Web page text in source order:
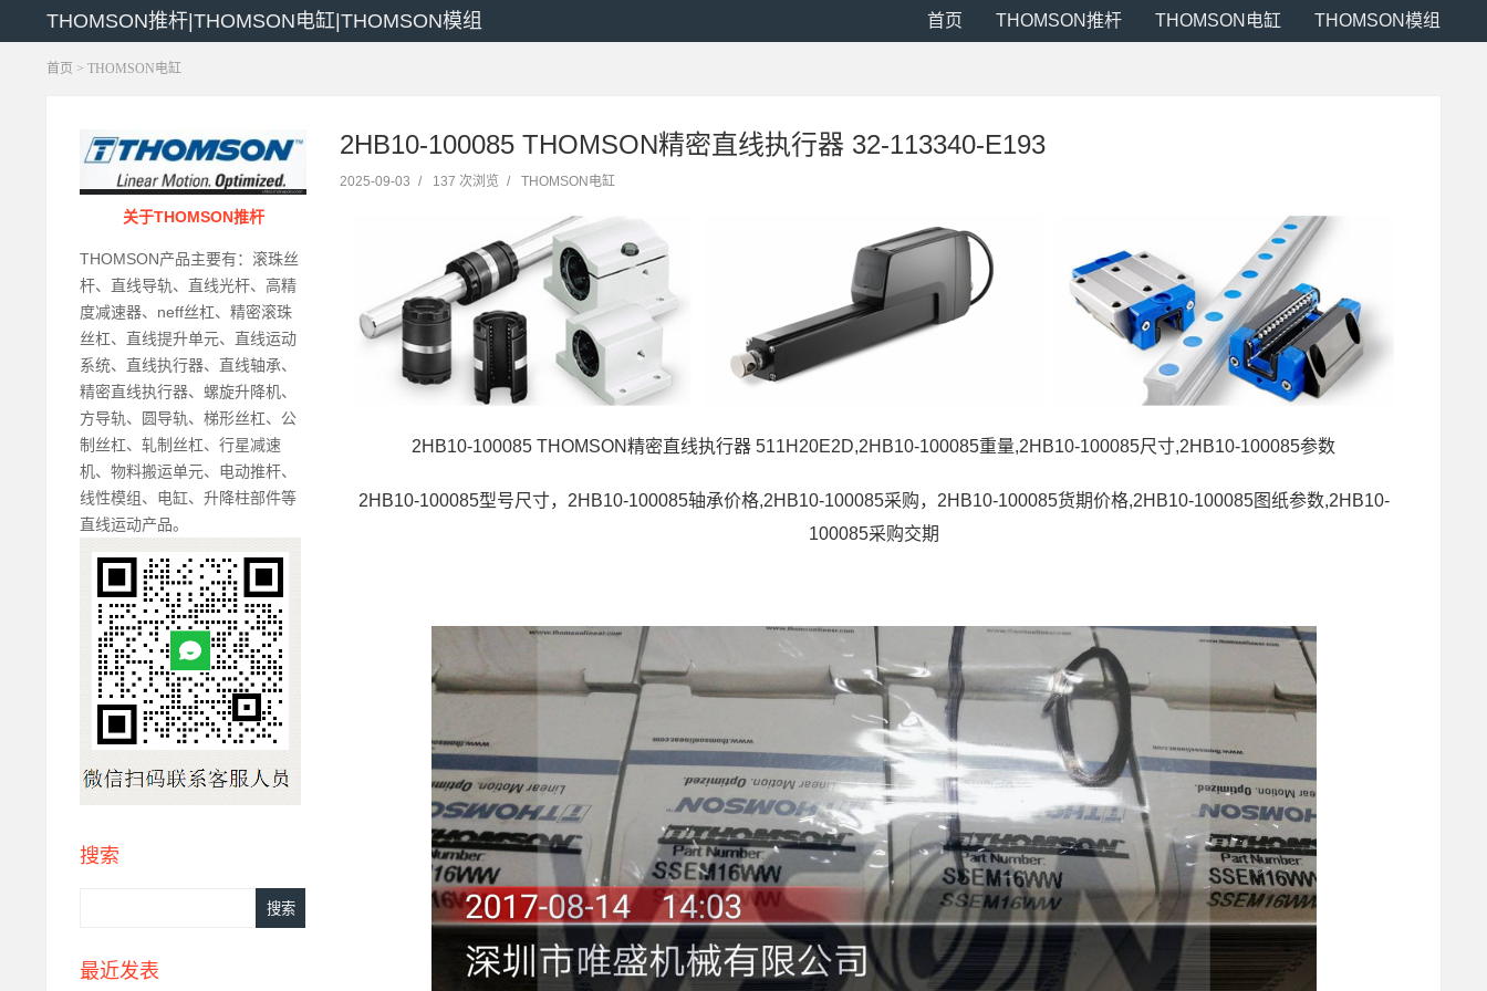
THOMSON推杆|THOMSON电缸|THOMSON模组 首页 THOMSON推杆 THOMSON电缸 THOMSON模组
首页 > THOMSON电缸
关于THOMSON推杆
THOMSON产品主要有：滚珠丝
杆、直线导轨、直线光杆、高精
度减速器、neff丝杠、精密滚珠
丝杠、直线提升单元、直线运动
系统、直线执行器、直线轴承、
精密直线执行器、螺旋升降机、
方导轨、圆导轨、梯形丝杠、公
制丝杠、轧制丝杠、行星减速
机、物料搬运单元、电动推杆、
线性模组、电缸、升降柱部件等
直线运动产品。
搜索
最近发表
2HB10-100085 THOMSON精密直线执行器 32-113340-E193
2025-09-03 / 137 次浏览 / THOMSON电缸
2HB10-100085 THOMSON精密直线执行器 511H20E2D,2HB10-100085重量,2HB10-100085尺寸,2HB10-100085参数
2HB10-100085型号尺寸，2HB10-100085轴承价格,2HB10-100085采购，2HB10-100085货期价格,2HB10-100085图纸参数,2HB10-
100085采购交期